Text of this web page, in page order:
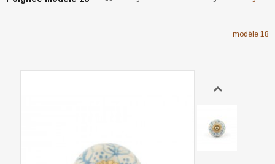
modèle 18